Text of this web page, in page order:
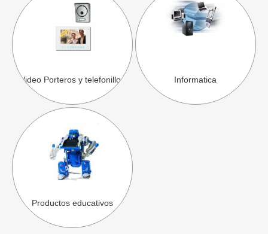
Video Porteros y telefonillos Informatica
Productos educativos